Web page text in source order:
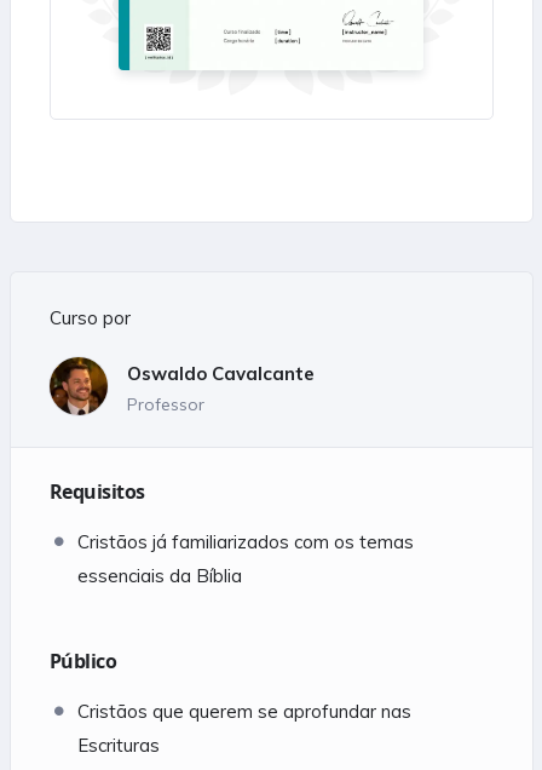
Curso por
Oswaldo Cavalcante
Professor
Requisitos
Cristãos já familiarizados com os temas
essenciais da Bíblia
Público
Cristãos que querem se aprofundar nas
Escrituras